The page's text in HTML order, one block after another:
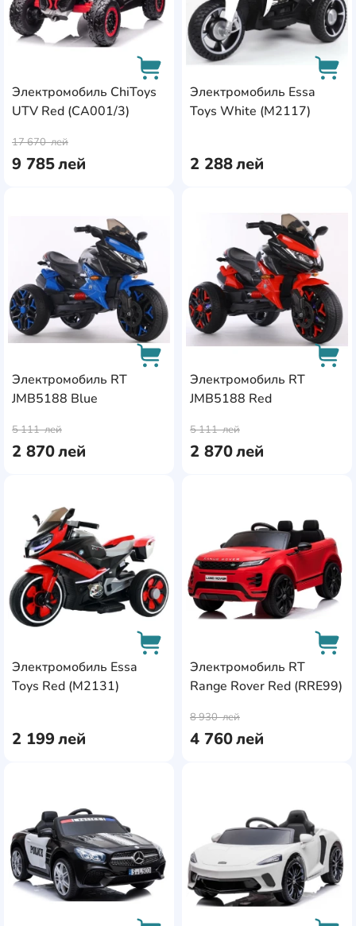
Электромобиль ChiToys
UTV Red (CA001/3)
9 785лей
17 670лей
AddCardToCart
Электромобиль Essa
Toys White (M2117)
2 288лей
Электромобиль RT
JMB5188 Blue
2 870лей
5 111лей
AddCardToFavourite
Электромобиль RT
JMB5188 Red
2 870лей
5 111лей
Электромобиль Essa
Toys Red (M2131)
2 199лей
AddCardToCart
Электромобиль RT
Range Rover Red (RRE99)
4 760лей
8 930лей